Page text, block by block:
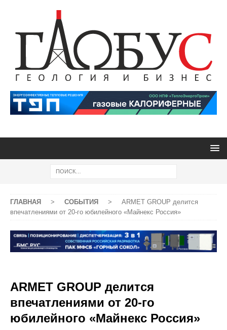
ГЛАВНАЯ > СОБЫТИЯ >
ARMET GROUP делится
впечатлениями от 20-го юбилейного «Майнекс Россия»
ARMET GROUP делится
впечатлениями от 20-го
юбилейного «Майнекс Россия»